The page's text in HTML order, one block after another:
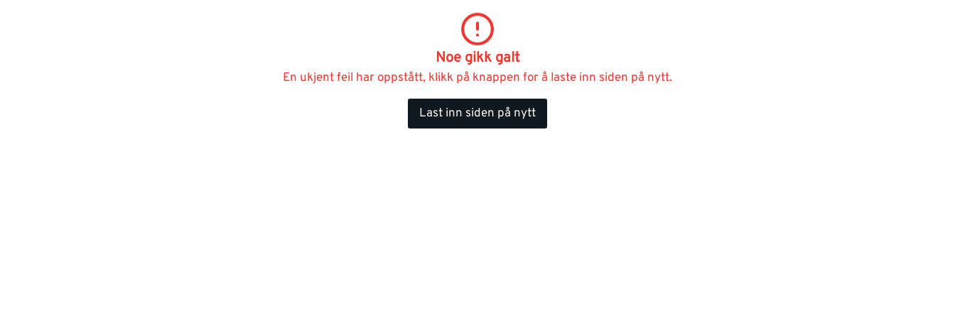
Noe gikk galt
En ukjent feil har oppstått, klikk på knappen for å laste inn siden på nytt.
Last inn siden på nytt